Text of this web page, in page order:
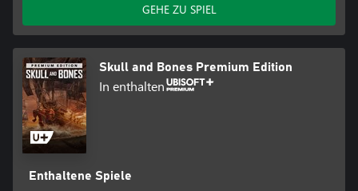
GEHE ZU SPIEL
Skull and Bones Premium Edition
In enthalten
Enthaltene Spiele